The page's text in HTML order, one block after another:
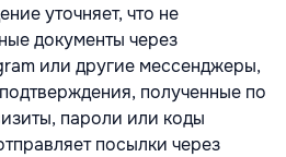
уточняет, что не
документы через
или другие мессенджеры,
полученные по
пароли или коды
посылки через